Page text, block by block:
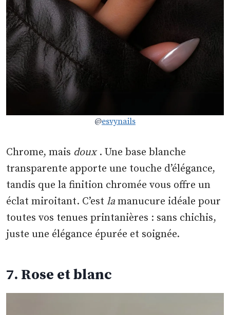
@esvynails
Chrome, mais doux. Une base blanche
transparente apporte une touche d’élégance,
tandis que la finition chromée vous offre un
éclat miroitant. C’estla manucure idéale pour
toutes vos tenues printanières : sans chichis,
juste une élégance épurée et soignée.
7. Rose et blanc